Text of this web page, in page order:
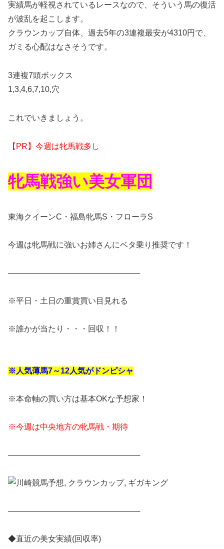
実績馬が軽視されているレースなので、そういう馬の復活
が波乱を起こします。
クラウンカップ自体、過去5年の3連複最安が4310円で、
ガミる心配はなさそうです。
3連複7頭ボックス
1,3,4,6,7,10,穴
これでいきましょう。
【PR】今週は牝馬戦多し
牝馬戦強い美女軍団
東海クイーンC・福島牝馬S・フローラS
今週は牝馬戦に強いお姉さんにベタ乗り推奨です！
────────────────────────
※平日・土日の重賞買い目見れる
※誰かが当たり・・・回収！！
※人気薄馬7～12人気がドンピシャ
※本命軸の買い方は基本OKな予想家！
※今週は中央地方の牝馬戦・期待
────────────────────────
────────────────────────
◆直近の美女実績(回収率)